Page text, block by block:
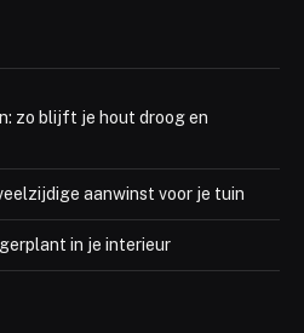
zo blijft je hout droog en
aanwinst voor je tuin
in je interieur